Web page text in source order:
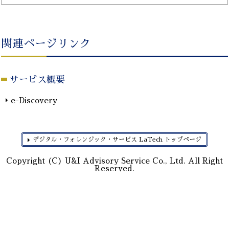
関連ページリンク
サービス概要
e-Discovery
デジタル・フォレンジック・サービス LaTech トップページ
Copyright (C) U&I Advisory Service Co., Ltd. All Right
Reserved.